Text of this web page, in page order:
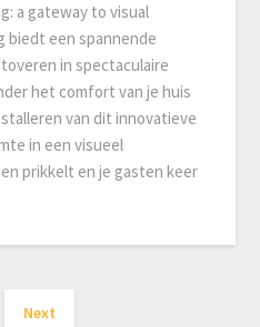
a gateway to visual
biedt een spannende
in spectaculaire
het comfort van je huis
van dit innovatieve
in een visueel
prikkelt en je gasten keer
Next